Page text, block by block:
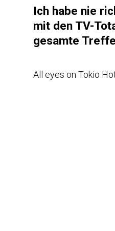
Ich habe nie
mit den TV-
gesamte
All eyes on Tokio